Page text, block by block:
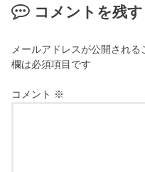
コメントを残す
メールアドレスが公開される
欄は必須項目です
コメント ※